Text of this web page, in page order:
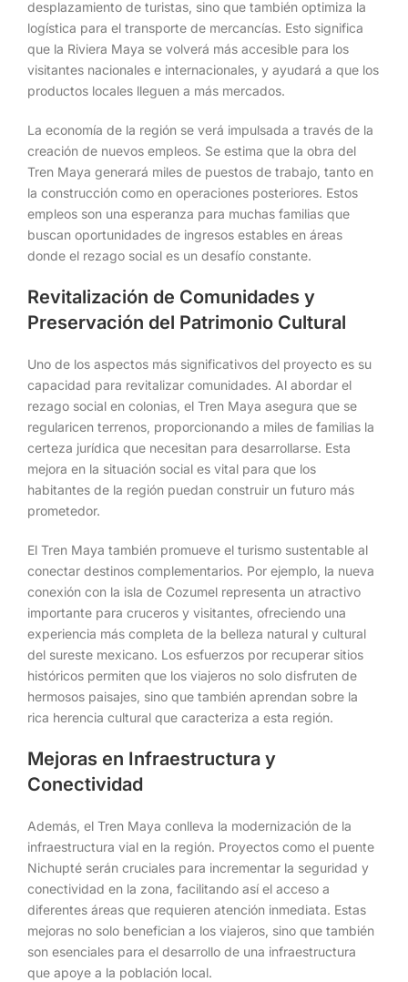
desplazamiento de turistas, sino que también optimiza la
logística para el transporte de mercancías. Esto significa
que la Riviera Maya se volverá más accesible para los
visitantes nacionales e internacionales, y ayudará a que los
productos locales lleguen a más mercados.
La economía de la región se verá impulsada a través de la
creación de nuevos empleos. Se estima que la obra del
Tren Maya generará miles de puestos de trabajo, tanto en
la construcción como en operaciones posteriores. Estos
empleos son una esperanza para muchas familias que
buscan oportunidades de ingresos estables en áreas
donde el rezago social es un desafío constante.
Revitalización de Comunidades y
Preservación del Patrimonio Cultural
Uno de los aspectos más significativos del proyecto es su
capacidad para revitalizar comunidades. Al abordar el
rezago social en colonias, el Tren Maya asegura que se
regularicen terrenos, proporcionando a miles de familias la
certeza jurídica que necesitan para desarrollarse. Esta
mejora en la situación social es vital para que los
habitantes de la región puedan construir un futuro más
prometedor.
El Tren Maya también promueve el turismo sustentable al
conectar destinos complementarios. Por ejemplo, la nueva
conexión con la isla de Cozumel representa un atractivo
importante para cruceros y visitantes, ofreciendo una
experiencia más completa de la belleza natural y cultural
del sureste mexicano. Los esfuerzos por recuperar sitios
históricos permiten que los viajeros no solo disfruten de
hermosos paisajes, sino que también aprendan sobre la
rica herencia cultural que caracteriza a esta región.
Mejoras en Infraestructura y
Conectividad
Además, el Tren Maya conlleva la modernización de la
infraestructura vial en la región. Proyectos como el puente
Nichupté serán cruciales para incrementar la seguridad y
conectividad en la zona, facilitando así el acceso a
diferentes áreas que requieren atención inmediata. Estas
mejoras no solo benefician a los viajeros, sino que también
son esenciales para el desarrollo de una infraestructura
que apoye a la población local.